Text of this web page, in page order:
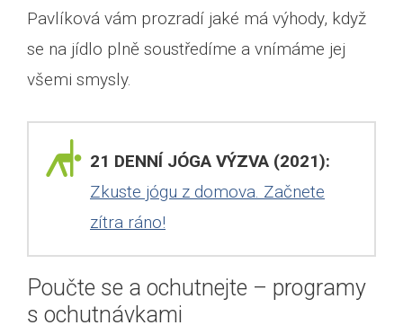
Pavlíková vám prozradí jaké má výhody, když
se na jídlo plně soustředíme a vnímáme jej
všemi smysly.
21 DENNÍ JÓGA VÝZVA (2021):
Zkuste jógu z domova. Začnete
zítra ráno!
Poučte se a ochutnejte – programy
s ochutnávkami